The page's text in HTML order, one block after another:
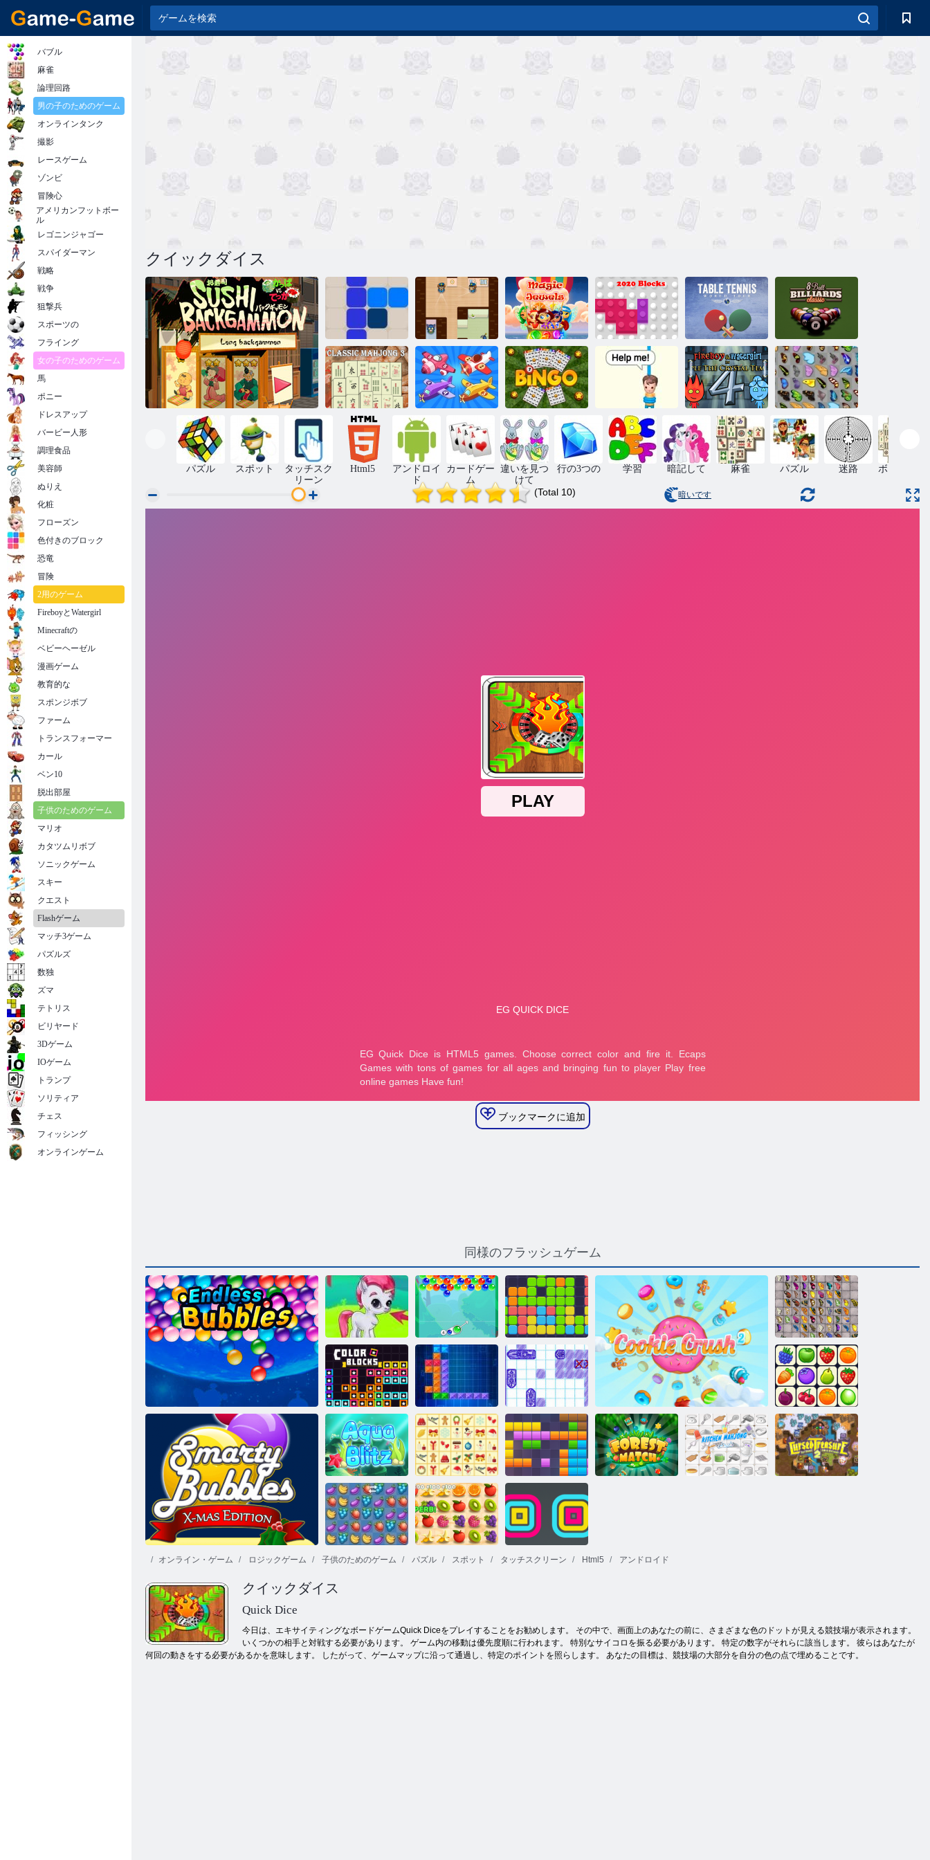
クイックダイス
1212！
卑劣なジェー
ムス
マジックジュ
エル
2020ブロック
卓球世界ツア
ー
8ボールビリヤ
ードクラシッ
ク
クラシック麻
雀3
平面を結合 ビンゴ
レスキューカ
ット
Fireboy and
Watergirl 4：ク
リスタル寺院
バタフライ京
都
パズル スポット
タッチスク
リーン
Html5
アンドロイ
ド
カードゲー
ム
違いを見つ
けて
行の3つの 学習 暗記して 麻雀 パズル 迷路
ボードゲー
(Total 10) 暗いです
ブックマークに追加
同様のフラッシュゲーム
ムゲン ば ぶる
バブルゲーム
秘密のバブル
と仲間たち
イレブンイレ
ブン
バタフライキ
ョーダイHD
カラーブロッ
ク
Tentrix 海の戦艦
Onet Connect
Classic
アクア ブリッ
ツ
クリスマス麻
雀
11x11ブロック
オンライン・ゲーム ロジックゲーム 子供のためのゲーム パズル スポット タッチスクリーン Html5 アンドロイド
クイックダイス
Quick Dice
今日は、エキサイティングなボードゲームQuick Diceをプレイすることをお勧めします。 その中で、画面上のあなたの前に、さまざまな色のドットが見える競技場が表示されます。
いくつかの相手と対戦する必要があります。 ゲーム内の移動は優先度順に行われます。 特別なサイコロを振る必要があります。 特定の数字がそれらに該当します。 彼らはあなたが
何回の動きをする必要があるかを意味します。 したがって、ゲームマップに沿って通過し、特定のポイントを照らします。 あなたの目標は、競技場の大部分を自分の色の点で埋めることです。
バブル
麻雀
論理回路
男の子のためのゲーム
オンラインタンク
撮影
レースゲーム
ゾンビ
冒険心
アメリカンフットボー
ル
レゴニンジャゴー
スパイダーマン
戦略
戦争
狙撃兵
スポーツの
フライング
女の子のためのゲーム
馬
ポニー
ドレスアップ
バービー人形
調理食品
美容師
ぬりえ
化粧
フローズン
色付きのブロック
恐竜
冒険
2用のゲーム
FireboyとWatergirl
Minecraftの
ベビーヘーゼル
漫画ゲーム
教育的な
スポンジボブ
ファーム
トランスフォーマー
カール
ベン10
脱出部屋
子供のためのゲーム
マリオ
カタツムリボブ
ソニックゲーム
スキー
クエスト
Flashゲーム
マッチ3ゲーム
パズルズ
数独
ズマ
テトリス
ビリヤード
3Dゲーム
IOゲーム
トランプ
ソリティア
チェス
フィッシング
オンラインゲーム